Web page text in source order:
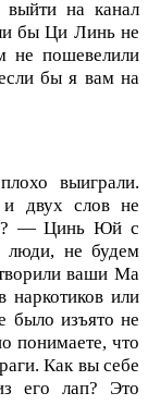
на канал
бы Ци Линь не
не пошевелили
бы я вам на
выиграли.
двух слов не
— Цинь Юй с
не будем
ваши Ма
или
было изъято не
понимаете, что
Как вы себе
его лап? Это